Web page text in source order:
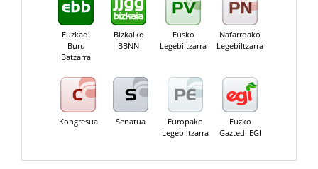
Euzkadi
Buru
Batzarra
Bizkaiko
BBNN
Eusko
Legebiltzarra
Nafarroako
Legebiltzarra
Kongresua Senatua
Europako
Legebiltzarra
Euzko
Gaztedi EGI